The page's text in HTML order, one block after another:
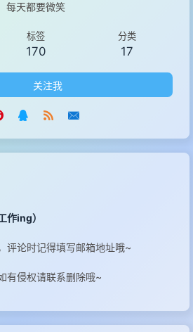
每天都要微笑
标签
170
分类
17
关注我
作ing）
评论时记得填写邮箱地址哦~
有侵权请联系删除哦~